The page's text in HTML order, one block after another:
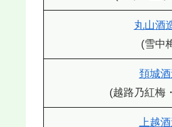
丸山酒
(雪中
頚城
(越路乃紅梅
上越